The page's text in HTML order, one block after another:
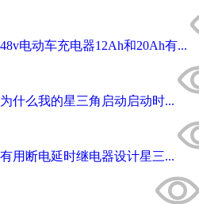
48v电动车充电器12Ah和20Ah有...
为什么我的星三角启动启动时...
有用断电延时继电器设计星三...